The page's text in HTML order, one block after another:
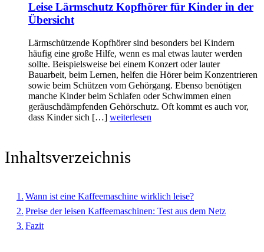
Leise Lärmschutz Kopfhörer für Kinder in der
Übersicht
Lärmschützende Kopfhörer sind besonders bei Kindern
häufig eine große Hilfe, wenn es mal etwas lauter werden
sollte. Beispielsweise bei einem Konzert oder lauter
Bauarbeit, beim Lernen, helfen die Hörer beim Konzentrieren
sowie beim Schützen vom Gehörgang. Ebenso benötigen
manche Kinder beim Schlafen oder Schwimmen einen
geräuschdämpfenden Gehörschutz. Oft kommt es auch vor,
dass Kinder sich […] weiterlesen
Inhaltsverzeichnis
Wann ist eine Kaffeemaschine wirklich leise?
Preise der leisen Kaffeemaschinen: Test aus dem Netz
Fazit